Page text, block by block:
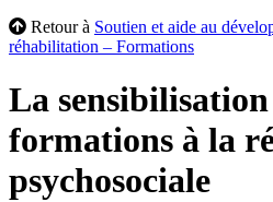
Retour à Soutien et aide au
réhabilitation – Formations
La sensibilisation
formations à la
psychosociale